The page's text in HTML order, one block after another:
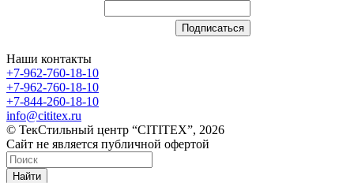
Наши контакты
+7-962-760-18-10
+7-962-760-18-10
+7-844-260-18-10
info@cititex.ru
© ТекСтильный центр “CITITEX”, 2026
Сайт не является публичной офертой
Найти